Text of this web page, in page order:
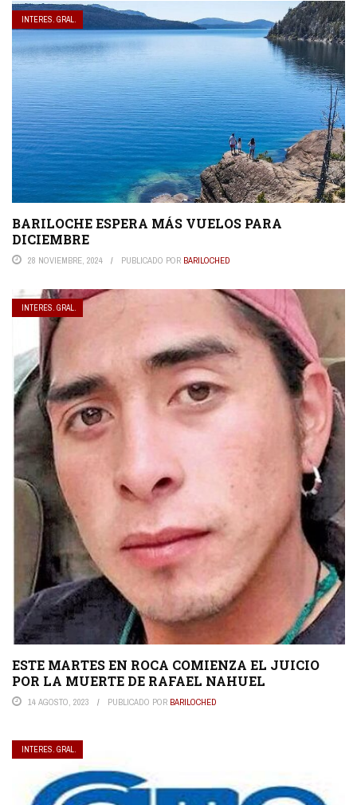
INTERES. GRAL.
BARILOCHE ESPERA MÁS VUELOS PARA
DICIEMBRE
28 NOVIEMBRE, 2024 PUBLICADO POR BARILOCHED
INTERES. GRAL.
ESTE MARTES EN ROCA COMIENZA EL JUICIO
POR LA MUERTE DE RAFAEL NAHUEL
14 AGOSTO, 2023 PUBLICADO POR BARILOCHED
INTERES. GRAL.